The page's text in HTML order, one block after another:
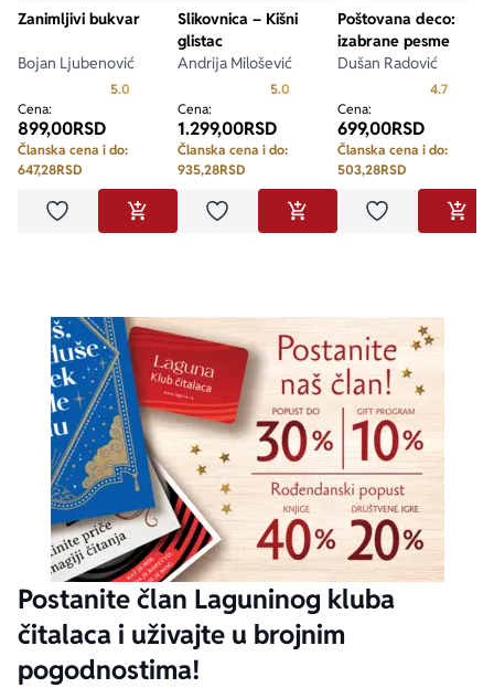
Zanimljivi bukvar
Bojan Ljubenović
5.0 Prosecna ocena je 5.0 od 5
Cena:
899,00RSD
Članska cena i do:
647,28RSD
Dodaj u omiljeneDODAJ U KORPU
Slikovnica – Kišni
glistac
Andrija Milošević
5.0 Prosecna ocena je 5.0 od 5
Cena:
1.299,00RSD
Članska cena i do:
935,28RSD
Dodaj u omiljeneDODAJ U KORPU
Poštovana deco:
izabrane pesme
Dušan Radović
4.7
Cena:
699,00RSD
Članska cena i do:
503,28RSD
Dodaj u
Postanite član Laguninog kluba
čitalaca i uživajte u brojnim
pogodnostima!